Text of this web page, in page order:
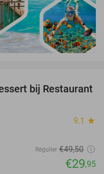
39%
bij Restaurant
9.1 star
Regulier €49,50
€29,95